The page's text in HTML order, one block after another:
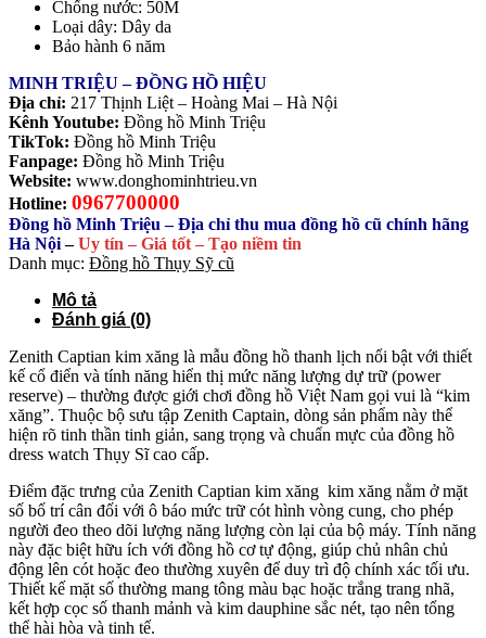
Chống nước: 50M
Loại dây: Dây da
Bảo hành 6 năm
MINH TRIỆU – ĐỒNG HỒ HIỆU
Địa chỉ: 217 Thịnh Liệt – Hoàng Mai – Hà Nội
Kênh Youtube: Đồng hồ Minh Triệu
TikTok: Đồng hồ Minh Triệu
Fanpage: Đồng hồ Minh Triệu
Website: www.donghominhtrieu.vn
Hotline: 0967700000
Đồng hồ Minh Triệu – Địa chỉ thu mua đồng hồ cũ chính hãng
Hà Nội–Uy tín – Giá tốt – Tạo niềm tin
Danh mục: Đồng hồ Thụy Sỹ cũ
Mô tả
Đánh giá (0)
Zenith Captian kim xăng là mẫu đồng hồ thanh lịch nổi bật với thiết
kế cổ điển và tính năng hiển thị mức năng lượng dự trữ (power
reserve) – thường được giới chơi đồng hồ Việt Nam gọi vui là “kim
xăng”. Thuộc bộ sưu tập Zenith Captain, dòng sản phẩm này thể
hiện rõ tinh thần tinh giản, sang trọng và chuẩn mực của đồng hồ
dress watch Thụy Sĩ cao cấp.
Điểm đặc trưng của Zenith Captian kim xăng kim xăng nằm ở mặt
số bố trí cân đối với ô báo mức trữ cót hình vòng cung, cho phép
người đeo theo dõi lượng năng lượng còn lại của bộ máy. Tính năng
này đặc biệt hữu ích với đồng hồ cơ tự động, giúp chủ nhân chủ
động lên cót hoặc đeo thường xuyên để duy trì độ chính xác tối ưu.
Thiết kế mặt số thường mang tông màu bạc hoặc trắng trang nhã,
kết hợp cọc số thanh mảnh và kim dauphine sắc nét, tạo nên tổng
thể hài hòa và tinh tế.